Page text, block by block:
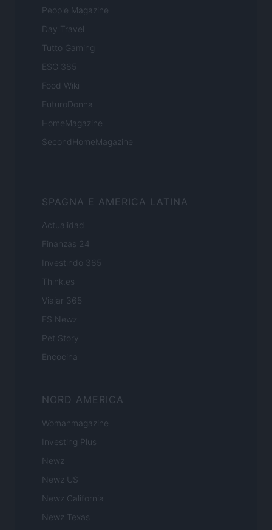
People Magazine
Day Travel
Tutto Gaming
ESG 365
Food Wiki
FuturoDonna
HomeMagazine
SecondHomeMagazine
SPAGNA E AMERICA LATINA
Actualidad
Finanzas 24
Investindo 365
Think.es
Viajar 365
ES Newz
Pet Story
Encocina
NORD AMERICA
Womanmagazine
Investing Plus
Newz
Newz US
Newz California
Newz Texas